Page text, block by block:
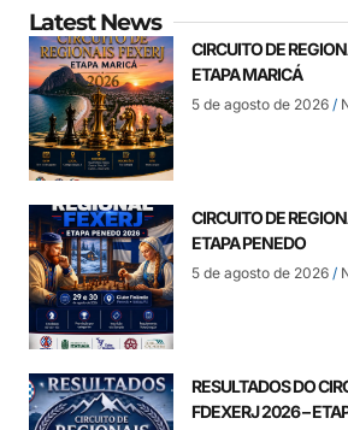
Latest News
CIRCUITO DE
ETAPA MARICÁ
5 de agosto de 2026
CIRCUITO DE
ETAPA PENEDO
5 de agosto de 2026
RESULTADOS DO
FDEXERJ 2026 –